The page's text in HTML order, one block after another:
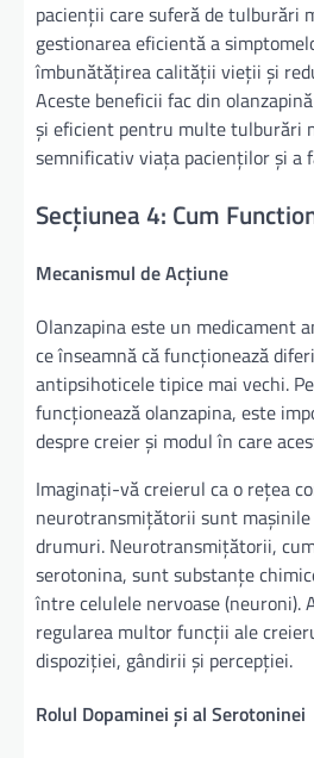
pacienții care suferă de tulburări
gestionarea eficientă a
îmbunătățirea calității vieții și
Aceste beneficii fac din
și eficient pentru multe tulburări
semnificativ viața pacienților și a
Secțiunea 4: Cum
Mecanismul de Acțiune
Olanzapina este un medicament
ce înseamnă că funcționează
antipsihoticele tipice mai vechi.
funcționează olanzapina, este
despre creier și modul în care
Imaginați-vă creierul ca o rețea
neurotransmițătorii sunt mașinile
drumuri. Neurotransmițătorii,
serotonina, sunt substanțe
între celulele nervoase (neuroni).
regularea multor funcții ale
dispoziției, gândirii și percepției.
Rolul Dopaminei și al Serotoninei